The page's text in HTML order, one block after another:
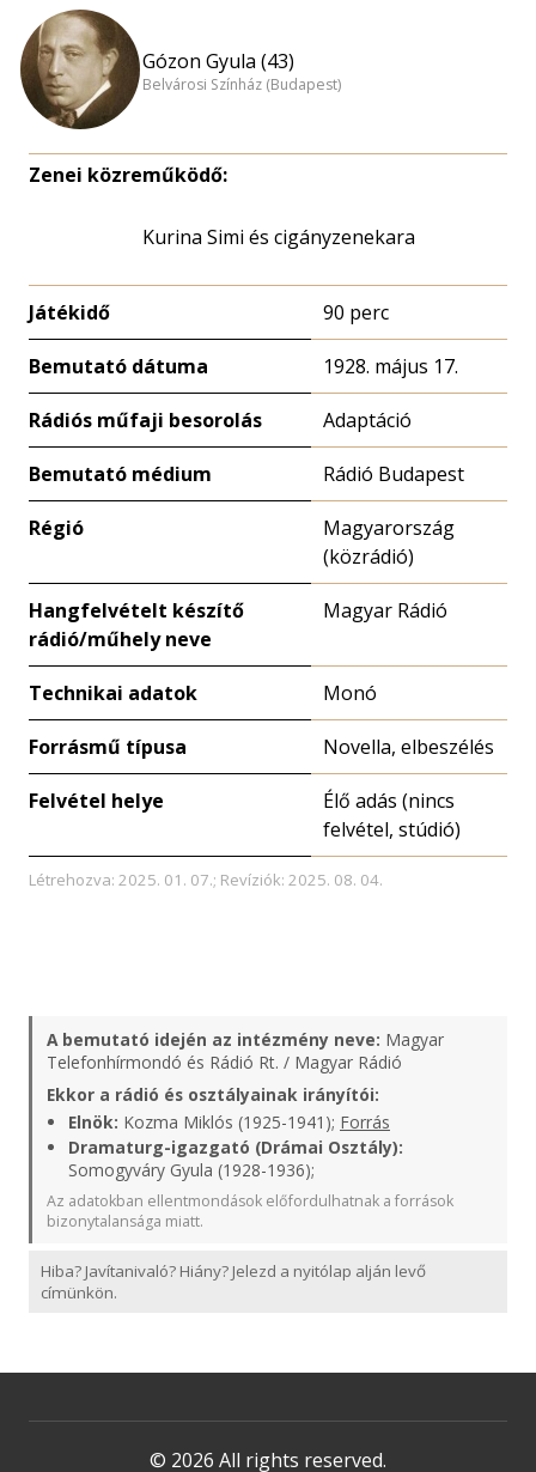
Gózon Gyula (43)
Belvárosi Színház (Budapest)
Zenei közreműködő:
Kurina Simi és cigányzenekara
Játékidő 90 perc
Bemutató dátuma 1928. május 17.
Rádiós műfaji besorolás Adaptáció
Bemutató médium Rádió Budapest
Régió
Magyarország
(közrádió)
Hangfelvételt készítő
rádió/műhely neve
Magyar Rádió
Technikai adatok Monó
Forrásmű típusa Novella, elbeszélés
Felvétel helye
Élő adás (nincs
felvétel, stúdió)
Létrehozva: 2025. 01. 07.; Revíziók: 2025. 08. 04.
A bemutató idején az intézmény neve: Magyar
Telefonhírmondó és Rádió Rt. / Magyar Rádió
Ekkor a rádió és osztályainak irányítói:
Elnök: Kozma Miklós (1925-1941); Forrás
Dramaturg-igazgató (Drámai Osztály):
Somogyváry Gyula (1928-1936);
Az adatokban ellentmondások előfordulhatnak a források
bizonytalansága miatt.
Hiba? Javítanivaló? Hiány? Jelezd a nyitólap alján levő
címünkön.
© 2026 All rights reserved.